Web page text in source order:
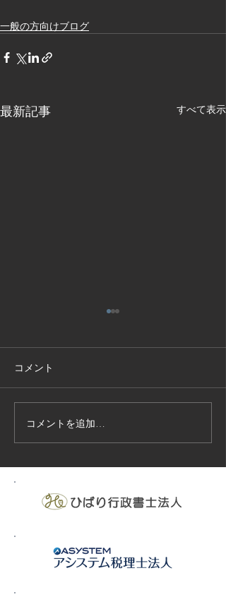
一般の方向けブログ
最新記事 すべて表示
技能実習生１２名入国-フ
ィリピン、ベトナム
コメント
コメントを追加…